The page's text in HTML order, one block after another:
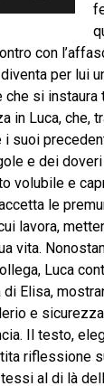
con
per lui
che si
in Luca, che,
i suoi
e dei
volubile e
le
lavora,
vita.
Luca
di Elisa,
e
Il testo,
riflessione
al di là